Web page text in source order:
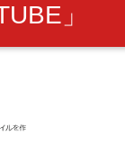
」